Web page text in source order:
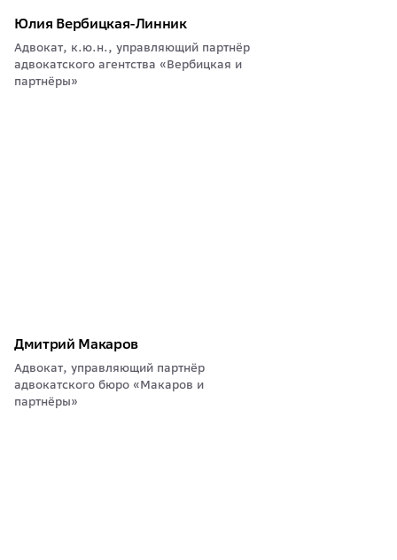
Юлия Вербицкая-Линник
Адвокат, к.ю.н., управляющий партнёр
адвокатского агентства «Вербицкая и
партнёры»
Дмитрий Макаров
Адвокат, управляющий партнёр
адвокатского бюро «Макаров и
партнёры»